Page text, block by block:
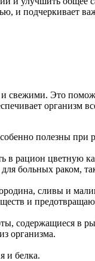
и подчеркивает
свежими. Это
организм
полезны при
рацион цветную
больных раком,
сливы и
и
содержащиеся в
организма.
и белка.